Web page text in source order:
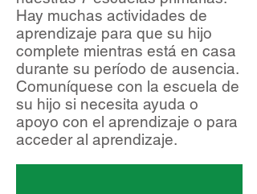
Hay muchas actividades de
aprendizaje para que su hijo
complete mientras está en casa
durante su período de ausencia.
Comuníquese con la escuela de
su hijo si necesita ayuda o
apoyo con el aprendizaje o para
acceder al aprendizaje.